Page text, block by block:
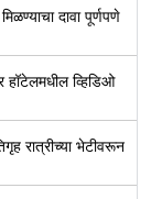
दावा पूर्णपणे
व्हिडिओ
रात्रीच्या भेटीवरून